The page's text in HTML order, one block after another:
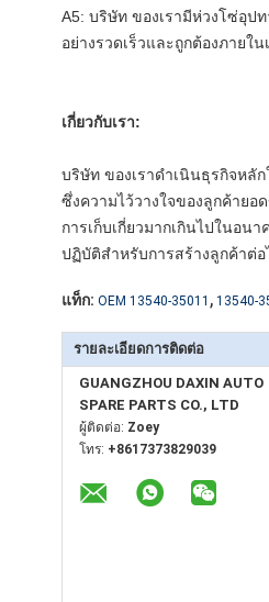
A5: บริษัท ของเรามีห่วงโซ่อุป
อย่างรวดเร็วและถูกต้องภายใ
เกี่ยวกับเรา:
บริษัท ของเราดำเนินธุรกิจหลั
ซึ่งความไว้วางใจของลูกค้าย
การเก็บเกี่ยวมากเกินไปในอน
ปฏิบัติสำหรับการสร้างลูกค้าต่
แท็ก: OEM 13540-35011 , 13540-
รายละเอียดการติดต่อ
GUANGZHOU DAXIN AUTO
SPARE PARTS CO., LTD
ผู้ติดต่อ: Zoey
โทร: +8617373829039